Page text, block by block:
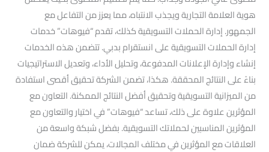
هوية العلامة التجارية ويجذب الانتباه، مما يعزز من التفاعل مع
الجمهور. إدارة الحملات التسويقية كذلك، تقدم “فيوهات” خدمات
إدارة الحملات التسويقية على انستقرام بدبي. تتضمن هذه الخدمات
إنشاء وإدارة الإعلانات المدفوعة، وتحليل الأداء، وتعديل الاستراتيجيات
بناءً على النتائج المحققة. هكذا، تضمن الشركة تحقيق أقصى استفادة
من الميزانية التسويقية وتحقيق أفضل النتائج الممكنة. التعاون مع
المؤثرين علاوة على ذلك، تساعد “فيوهات” في اختيار والتعاون مع
المؤثرين المناسبين لحملاتك التسويقية. بفضل شبكة واسعة من
العلاقات مع المؤثرين في مختلف المجالات، يمكن للشركة ضمان